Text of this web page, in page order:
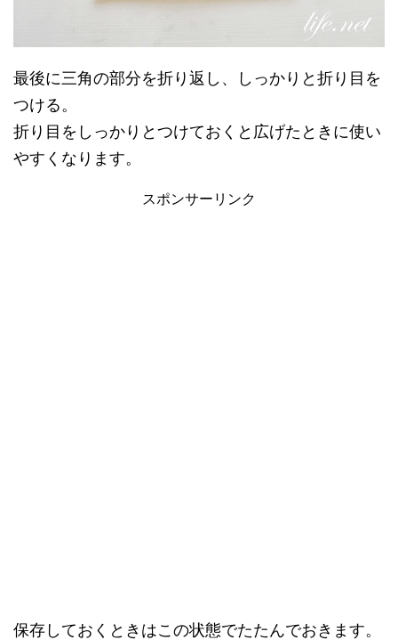
最後に三角の部分を折り返し、しっかりと折り目を
つける。
折り目をしっかりとつけておくと広げたときに使い
やすくなります。
スポンサーリンク
保存しておくときはこの状態でたたんでおきます。